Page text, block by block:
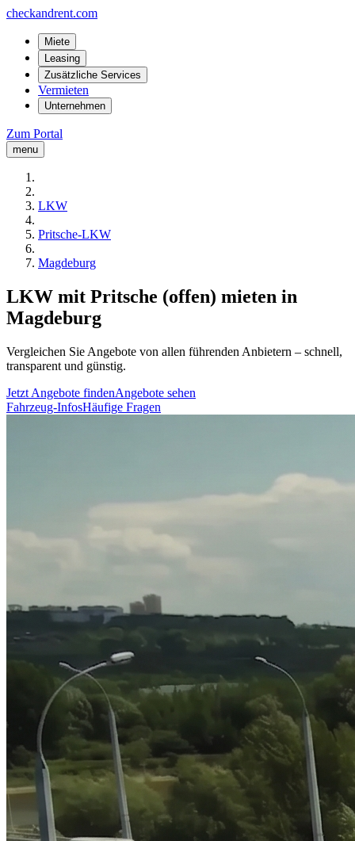
checkandrent.com
Miete
Leasing
Zusätzliche Services
Vermieten
Unternehmen
Zum Portal
menu
LKW
Pritsche-LKW
Magdeburg
LKW mit Pritsche (offen) mieten in
Magdeburg
Vergleichen Sie Angebote von allen führenden Anbietern – schnell,
transparent und günstig.
Jetzt Angebote findenAngebote sehen
Fahrzeug-InfosHäufige Fragen